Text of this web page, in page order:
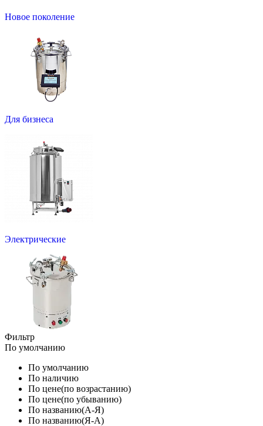
Новое поколение
Для бизнеса
Электрические
Фильтр
По умолчанию
По умолчанию
По наличию
По цене(по возрастанию)
По цене(по убыванию)
По названию(А-Я)
По названию(Я-А)